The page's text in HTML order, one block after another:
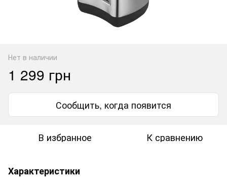
Нет в наличии
1 299 грн
Сообщить, когда появится
В избранное К сравнению
Характеристики